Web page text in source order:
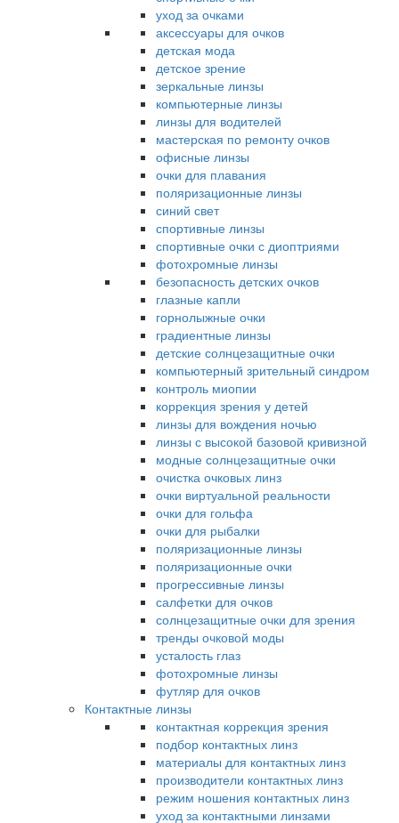
уход за очками
аксессуары для очков
детская мода
детское зрение
зеркальные линзы
компьютерные линзы
линзы для водителей
мастерская по ремонту очков
офисные линзы
очки для плавания
поляризационные линзы
синий свет
спортивные линзы
спортивные очки с диоптриями
фотохромные линзы
безопасность детских очков
глазные капли
горнолыжные очки
градиентные линзы
детские солнцезащитные очки
компьютерный зрительный синдром
контроль миопии
коррекция зрения у детей
линзы для вождения ночью
линзы с высокой базовой кривизной
модные солнцезащитные очки
очистка очковых линз
очки виртуальной реальности
очки для гольфа
очки для рыбалки
поляризационные линзы
поляризационные очки
прогрессивные линзы
салфетки для очков
солнцезащитные очки для зрения
тренды очковой моды
усталость глаз
фотохромные линзы
футляр для очков
Контактные линзы
контактная коррекция зрения
подбор контактных линз
материалы для контактных линз
производители контактных линз
режим ношения контактных линз
уход за контактными линзами